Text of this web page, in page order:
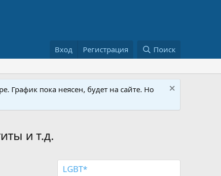
Вход Регистрация Поиск
График пока неясен, будет на сайте. Но
и т.д.
LGBT*